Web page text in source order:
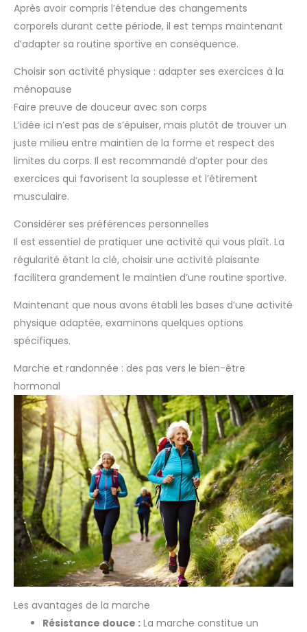
Après avoir compris l’étendue des changements
corporels durant cette période, il est temps maintenant
d’adapter sa routine sportive en conséquence.
Choisir son activité physique : adapter ses exercices à la
ménopause
Faire preuve de douceur avec son corps
L’idée ici n’est pas de s’épuiser, mais plutôt de trouver un
juste milieu entre maintien de la forme et respect des
limites du corps. Il est recommandé d’opter pour des
exercices qui favorisent la souplesse et l’étirement
musculaire.
Considérer ses préférences personnelles
Il est essentiel de pratiquer une activité qui vous plaît. La
régularité étant la clé, choisir une activité plaisante
facilitera grandement le maintien d’une routine sportive.
Maintenant que nous avons établi les bases d’une activité
physique adaptée, examinons quelques options
spécifiques.
Marche et randonnée : des pas vers le bien-être
hormonal
Les avantages de la marche
Résistance douce : La marche constitue un